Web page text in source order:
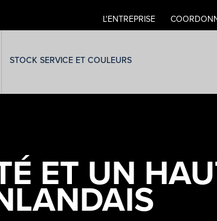
L'ENTREPRISE
STOCK SERVICE ET COULEURS
ET UN